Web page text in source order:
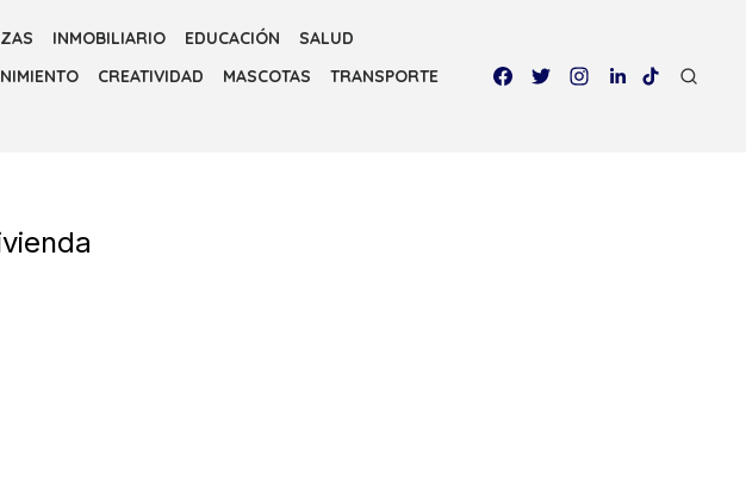
INMOBILIARIO EDUCACIÓN
SALUD
CREATIVIDAD MASCOTAS
TRANSPORTE